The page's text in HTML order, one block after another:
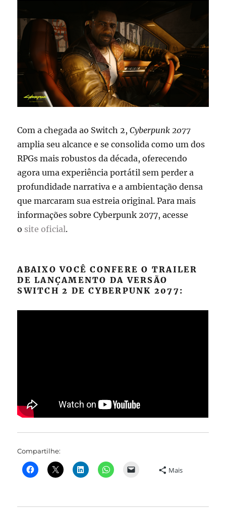
Com a chegada ao Switch 2,Cyberpunk 2077
amplia seu alcance e se consolida como um dos
RPGs mais robustos da década, oferecendo
agora uma experiência portátil sem perder a
profundidade narrativa e a ambientação densa
que marcaram sua estreia original. Para mais
informações sobre Cyberpunk 2077, acesse
o site oficial.
ABAIXO VOCÊ CONFERE O TRAILER
DE LANÇAMENTO DA VERSÃO
SWITCH 2 DE CYBERPUNK 2077:
Compartilhe:
Mais